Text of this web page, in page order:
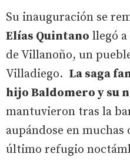
Su inauguración se
Elías Quintano llegó
de Villanoño, un
Villadiego. La saga
hijo Baldomero y su
mantuvieron tras la
aupándose en muchas
último refugio